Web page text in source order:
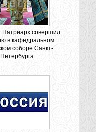
Патриарх совершил
в кафедральном
соборе Санкт-
Петербурга